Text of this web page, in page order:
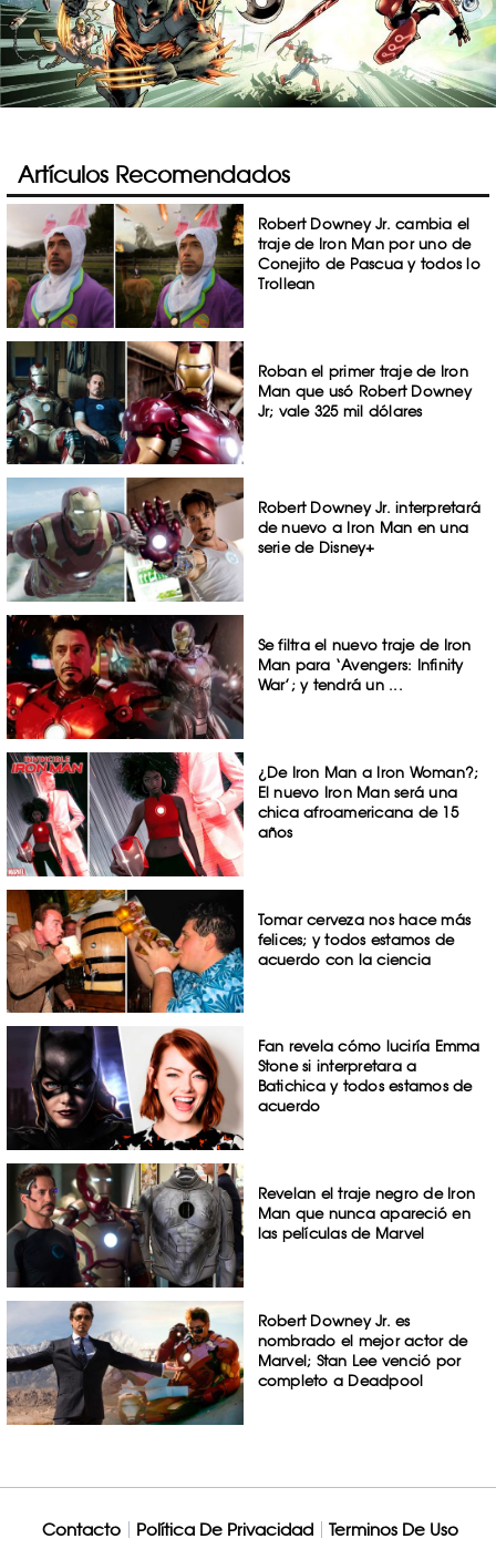
Artículos Recomendados
Robert Downey Jr. cambia el
traje de Iron Man por uno de
Conejito de Pascua y todos lo
Trollean
Roban el primer traje de Iron
Man que usó Robert Downey
Jr; vale 325 mil dólares
Robert Downey Jr. interpretará
de nuevo a Iron Man en una
serie de Disney+
Se filtra el nuevo traje de Iron
Man para ‘Avengers: Infinity
War’; y tendrá un ...
¿De Iron Man a Iron Woman?;
El nuevo Iron Man será una
chica afroamericana de 15
años
Tomar cerveza nos hace más
felices; y todos estamos de
acuerdo con la ciencia
Fan revela cómo luciría Emma
Stone si interpretara a
Batichica y todos estamos de
acuerdo
Revelan el traje negro de Iron
Man que nunca apareció en
las películas de Marvel
Robert Downey Jr. es
nombrado el mejor actor de
Marvel; Stan Lee venció por
completo a Deadpool
Contacto Política De Privacidad Terminos De Uso